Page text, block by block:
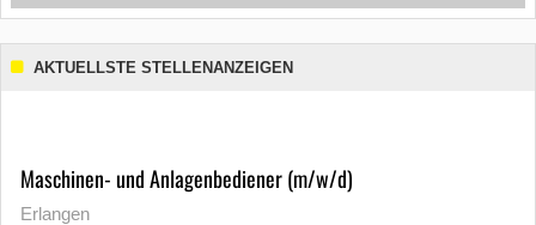
AKTUELLSTE STELLENANZEIGEN
Maschinen- und Anlagenbediener (m/w/d)
Erlangen